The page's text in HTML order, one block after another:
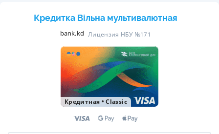
Кредитка Вільна мультивалютная
bank.kd Лицензия НБУ №171
Кредитная •Classic